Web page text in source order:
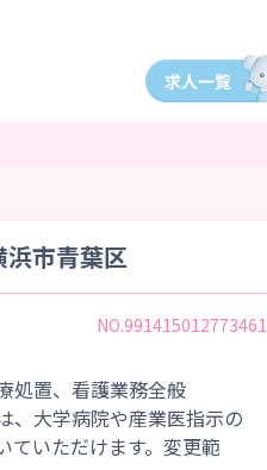
市青葉区
NO.991415012773461
置、看護業務全般
大学病院や産業医指示の
ていただけます。変更範